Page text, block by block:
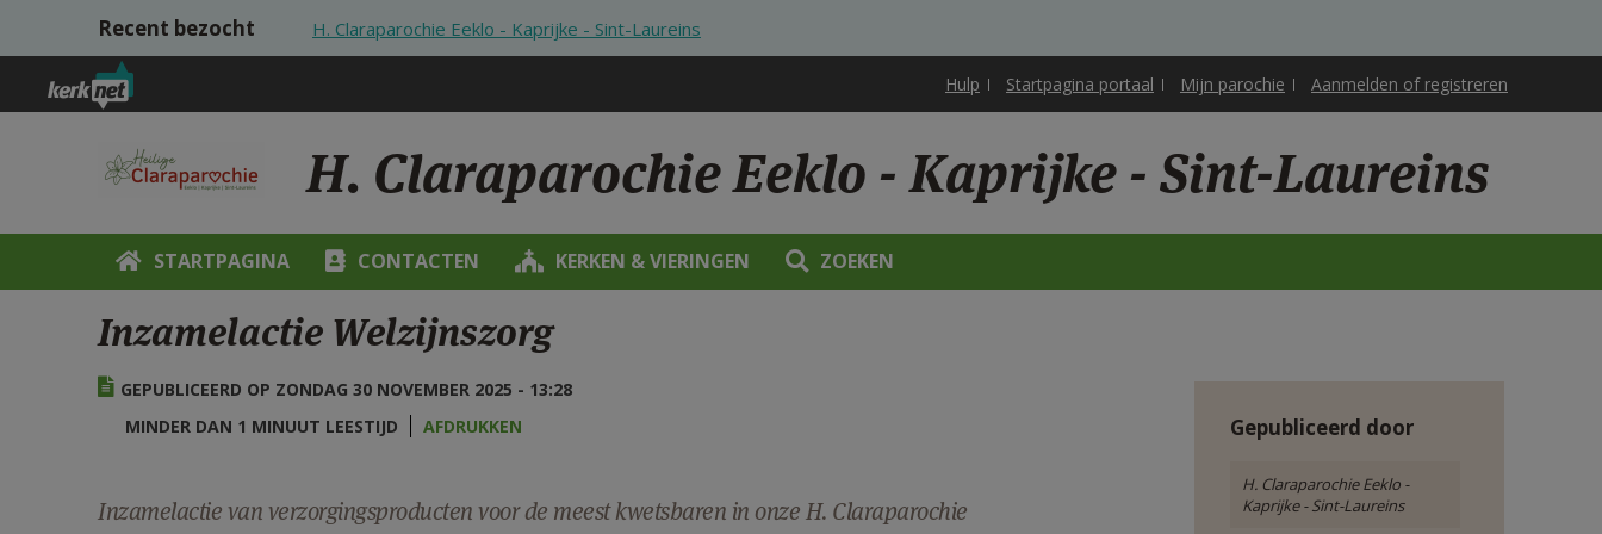
Overslaan en naar de inhoud gaan
Recent bezocht H. Claraparochie Eeklo - Kaprijke - Sint-Laureins
Hulp Startpagina portaal Mijn parochie Aanmelden of registreren
H. Claraparochie Eeklo - Kaprijke - Sint-Laureins
STARTPAGINA CONTACTEN KERKEN & VIERINGEN ZOEKEN
Inzamelactie Welzijnszorg
GEPUBLICEERD OP ZONDAG 30 NOVEMBER 2025 - 13:28
MINDER DAN 1 MINUUT LEESTIJD
AFDRUKKEN
Inzamelactie van verzorgingsproducten voor de meest kwetsbaren in onze H. Claraparochie
Gepubliceerd door
H. Claraparochie Eeklo -
Kaprijke - Sint-Laureins